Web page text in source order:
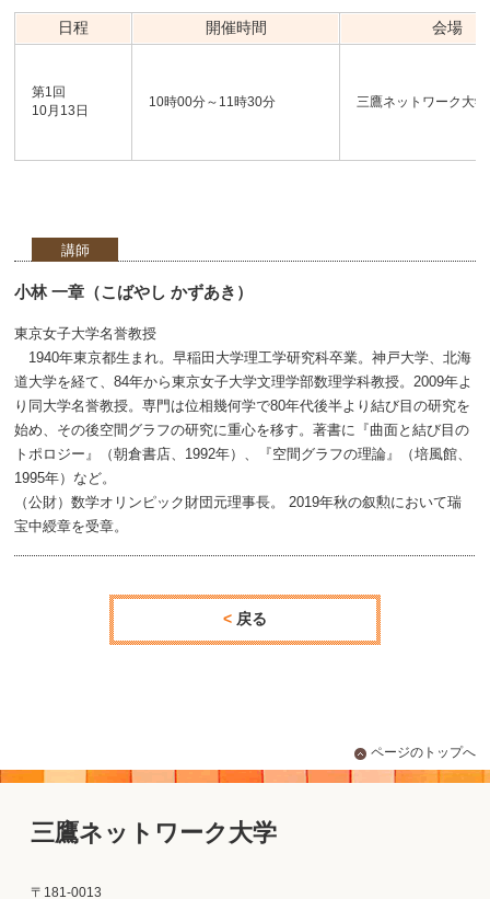
日程 開催時間 会場
第1回
10月13日
10時00分～11時30分 三鷹ネットワーク大学
講師
小林 一章（こばやし かずあき）
東京女子大学名誉教授
1940年東京都生まれ。早稲田大学理工学研究科卒業。神戸大学、北海
道大学を経て、84年から東京女子大学文理学部数理学科教授。2009年よ
り同大学名誉教授。専門は位相幾何学で80年代後半より結び目の研究を
始め、その後空間グラフの研究に重心を移す。著書に『曲面と結び目の
トポロジー』（朝倉書店、1992年）、『空間グラフの理論』（培風館、
1995年）など。
（公財）数学オリンピック財団元理事長。 2019年秋の叙勲において瑞
宝中綬章を受章。
戻る
ページのトップへ
三鷹ネットワーク大学
〒181-0013